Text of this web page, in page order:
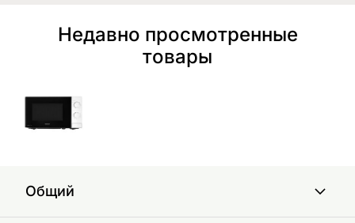
Недавно просмотренные
товары
Общий